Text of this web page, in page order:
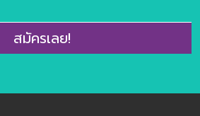
ทรนด์และคอนเซปต์แห่งอนาคต
รที่ทำหน้าที่จับตามองเทรนด์ที่น่าสนใจ
สมัครเลย!